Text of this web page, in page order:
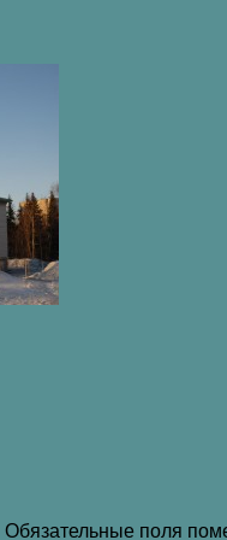
Обязательные поля